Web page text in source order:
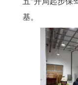
基。